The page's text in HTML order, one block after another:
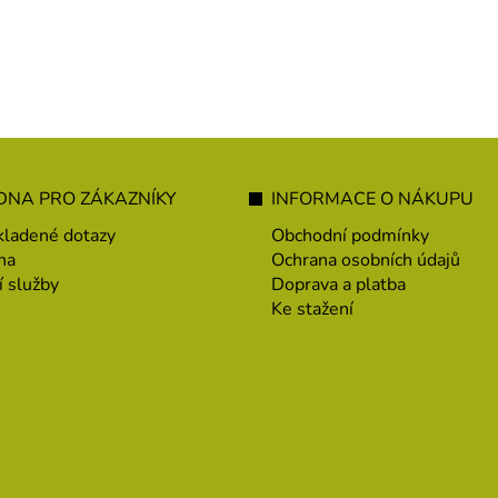
PRO ZÁKAZNÍKY
dotazy
služby
INFORMACE O NÁKUPU
Obchodní podmínky
Ochrana osobních údajů
Doprava a platba
Ke stažení